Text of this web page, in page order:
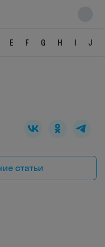
E F G H I J
статьи